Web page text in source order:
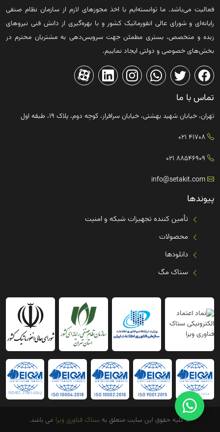
فعالیت می‌باشد. ما توانسته‌ایم با اخذ مجوزهای لازم از سازمان نظام صنفی
رایانه‌ای و شورای عالی انفورماتیک کشور و با بهره‌گیری از دانش فنی نیروهای
زبده و متخصص، بستری مطمئن جهت سرویس‌دهی به مشتریان محترم در
بخش‌های خصوصی و دولتی ایجاد نماییم.
تماس با ما
تهران، خیابان شهید بهشتی، خیابان سرافراز، کوچه دوم، پلاک ۱۹، طبقه اول
41708 021
88546909 021
info@setakit.com
پیوندها
تأمین کننده تجهیزات شبکه و امنیت
محصولات
دانلودها
ستاک مگ
© کلیه حقوق این سایت متعلق به ستاک فناوری ویرا می باشد.